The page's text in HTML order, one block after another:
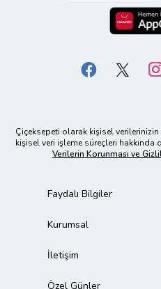
Çiçeksepeti olarak kişisel
kişisel veri işleme süreçleri
Verilerin Korunması ve
Faydalı Bilgiler
Kurumsal
İletişim
Özel Günler